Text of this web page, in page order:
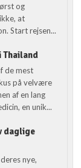
og
at
Start rejsen...
Thailand
de mest
på velvære
af en lang
en unik...
daglige
nye,